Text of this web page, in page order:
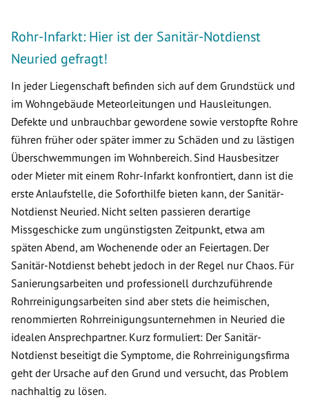
Rohr-Infarkt: Hier ist der Sanitär-Notdienst
Neuried gefragt!
In jeder Liegenschaft befinden sich auf dem Grundstück und
im Wohngebäude Meteorleitungen und Hausleitungen.
Defekte und unbrauchbar gewordene sowie verstopfte Rohre
führen früher oder später immer zu Schäden und zu lästigen
Überschwemmungen im Wohnbereich. Sind Hausbesitzer
oder Mieter mit einem Rohr-Infarkt konfrontiert, dann ist die
erste Anlaufstelle, die Soforthilfe bieten kann, der Sanitär-
Notdienst Neuried. Nicht selten passieren derartige
Missgeschicke zum ungünstigsten Zeitpunkt, etwa am
späten Abend, am Wochenende oder an Feiertagen. Der
Sanitär-Notdienst behebt jedoch in der Regel nur Chaos. Für
Sanierungsarbeiten und professionell durchzuführende
Rohrreinigungsarbeiten sind aber stets die heimischen,
renommierten Rohrreinigungsunternehmen in Neuried die
idealen Ansprechpartner. Kurz formuliert: Der Sanitär-
Notdienst beseitigt die Symptome, die Rohrreinigungsfirma
geht der Ursache auf den Grund und versucht, das Problem
nachhaltig zu lösen.